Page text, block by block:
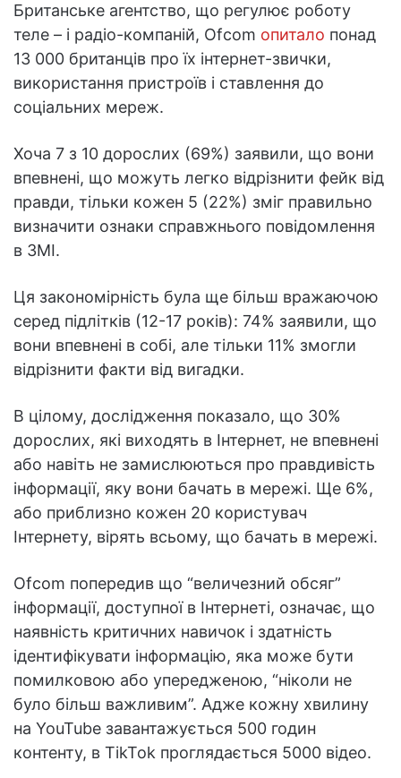
Британське агентство, що регулює роботу
теле – і радіо-компаній, Ofcom опитало понад
13 000 британців про їх інтернет-звички,
використання пристроїв і ставлення до
соціальних мереж.
Хоча 7 з 10 дорослих (69%) заявили, що вони
впевнені, що можуть легко відрізнити фейк від
правди, тільки кожен 5 (22%) зміг правильно
визначити ознаки справжнього повідомлення
в ЗМІ.
Ця закономірність була ще більш вражаючою
серед підлітків (12-17 років): 74% заявили, що
вони впевнені в собі, але тільки 11% змогли
відрізнити факти від вигадки.
В цілому, дослідження показало, що 30%
дорослих, які виходять в Інтернет, не впевнені
або навіть не замислюються про правдивість
інформації, яку вони бачать в мережі. Ще 6%,
або приблизно кожен 20 користувач
Інтернету, вірять всьому, що бачать в мережі.
Ofcom попередив що “величезний обсяг”
інформації, доступної в Інтернеті, означає, що
наявність критичних навичок і здатність
ідентифікувати інформацію, яка може бути
помилковою або упередженою, “ніколи не
було більш важливим”. Адже кожну хвилину
на YouTube завантажується 500 годин
контенту, в TikTok проглядається 5000 відео.